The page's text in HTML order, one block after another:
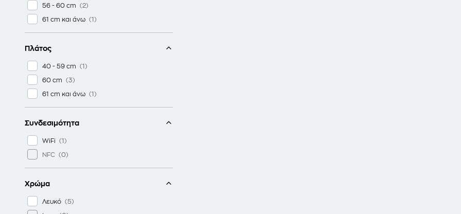
56 - 60 cm
61 cm και άνω
Πλάτος
40 - 59 cm
60 cm
61 cm και άνω
Συνδεσιμότητα
WiFi
NFC
Χρώμα
Λευκό